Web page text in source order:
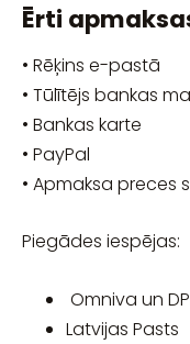
Ērti
• Rēķins e-pastā
• Tūlītējs bankas
• Bankas karte
• PayPal
• Apmaksa preces
Piegādes iespējas:
Omniva un
Latvijas Pasts